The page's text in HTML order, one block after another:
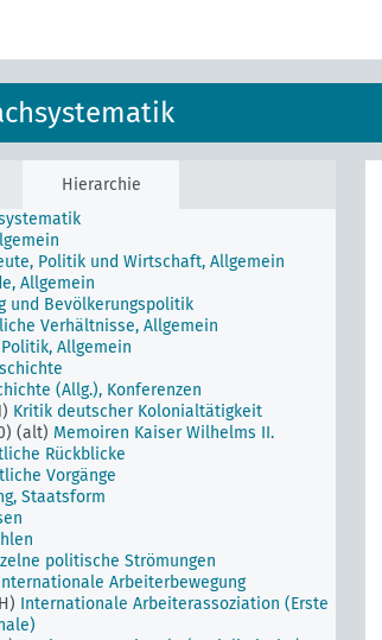
Hierarchie
Politik und Wirtschaft, Allgemein
Allgemein
und Bevölkerungspolitik
Verhältnisse, Allgemein
Allgemein
(Allg.), Konferenzen
Kritik deutscher Kolonialtätigkeit
(alt) Memoiren Kaiser Wilhelms II.
Rückblicke
Vorgänge
Staatsform
politische Strömungen
Arbeiterbewegung
Internationale Arbeiterassoziation (Erste